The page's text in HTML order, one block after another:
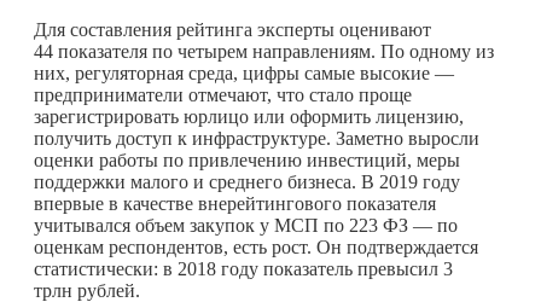
Для составления рейтинга эксперты оценивают
44 показателя по четырем направлениям. По одному из
них, регуляторная среда, цифры самые высокие —
предприниматели отмечают, что стало проще
зарегистрировать юрлицо или оформить лицензию,
получить доступ к инфраструктуре. Заметно выросли
оценки работы по привлечению инвестиций, меры
поддержки малого и среднего бизнеса. В 2019 году
впервые в качестве внерейтингового показателя
учитывался объем закупок у МСП по 223 ФЗ — по
оценкам респондентов, есть рост. Он подтверждается
статистически: в 2018 году показатель превысил 3
трлн рублей.